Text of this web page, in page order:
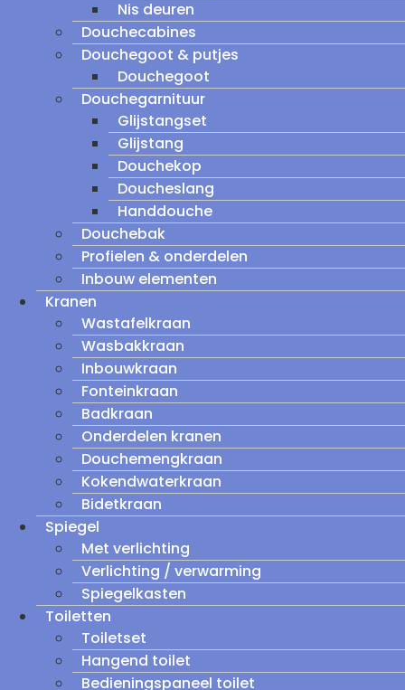
Nis deuren
Douchecabines
Douchegoot & putjes
Douchegoot
Douchegarnituur
Glijstangset
Glijstang
Douchekop
Doucheslang
Handdouche
Douchebak
Profielen & onderdelen
Inbouw elementen
Kranen
Wastafelkraan
Wasbakkraan
Inbouwkraan
Fonteinkraan
Badkraan
Onderdelen kranen
Douchemengkraan
Kokendwaterkraan
Bidetkraan
Spiegel
Met verlichting
Verlichting / verwarming
Spiegelkasten
Toiletten
Toiletset
Hangend toilet
Bedieningspaneel toilet